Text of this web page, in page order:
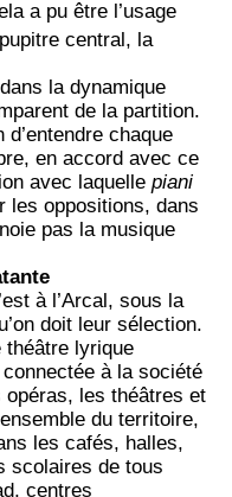
a pu être l’usage
central, la
la dynamique
de la partition.
chaque
en accord avec ce
avec laquelle piani
les oppositions, dans
pas la musique
à l’Arcal, sous la
doit leur sélection.
théâtre lyrique
à la société
les théâtres et
du territoire,
les cafés, halles,
scolaires de tous
centres